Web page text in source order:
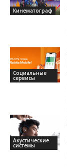
Кинематограф
Социальные
сервисы
Акустические
системы